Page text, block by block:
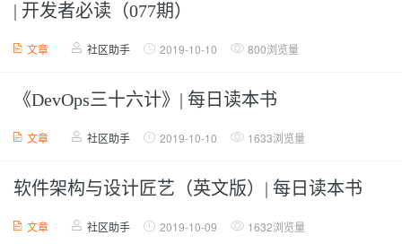
| 开发者必读（077期）
文章 社区助手 2019-10-10 800浏览量
《DevOps三十六计》| 每日读本书
文章 社区助手 2019-10-10 1633浏览量
软件架构与设计匠艺（英文版）| 每日读本书
文章 社区助手 2019-10-09 1632浏览量